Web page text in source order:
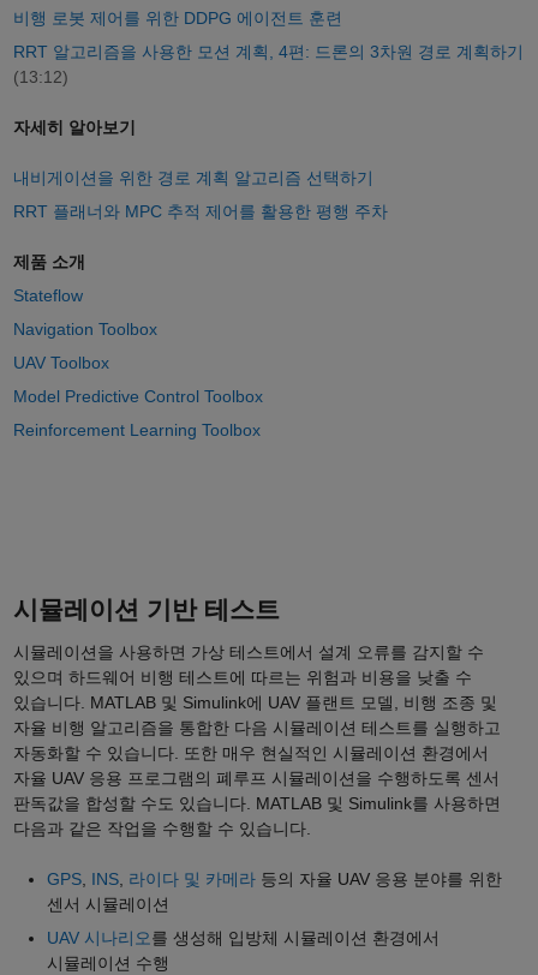
비행 로봇 제어를 위한 DDPG 에이전트 훈련
RRT 알고리즘을 사용한 모션 계획, 4편: 드론의 3차원 경로 계획하기
(13:12)
자세히 알아보기
내비게이션을 위한 경로 계획 알고리즘 선택하기
RRT 플래너와 MPC 추적 제어를 활용한 평행 주차
제품 소개
Stateflow
Navigation Toolbox
UAV Toolbox
Model Predictive Control Toolbox
Reinforcement Learning Toolbox
시뮬레이션 기반 테스트
시뮬레이션을 사용하면 가상 테스트에서 설계 오류를 감지할 수
있으며 하드웨어 비행 테스트에 따르는 위험과 비용을 낮출 수
있습니다. MATLAB 및 Simulink에 UAV 플랜트 모델, 비행 조종 및
자율 비행 알고리즘을 통합한 다음 시뮬레이션 테스트를 실행하고
자동화할 수 있습니다. 또한 매우 현실적인 시뮬레이션 환경에서
자율 UAV 응용 프로그램의 폐루프 시뮬레이션을 수행하도록 센서
판독값을 합성할 수도 있습니다. MATLAB 및 Simulink를 사용하면
다음과 같은 작업을 수행할 수 있습니다.
GPS, INS, 라이다 및 카메라등의 자율 UAV 응용 분야를 위한
센서 시뮬레이션
UAV 시나리오를 생성해 입방체 시뮬레이션 환경에서
시뮬레이션 수행